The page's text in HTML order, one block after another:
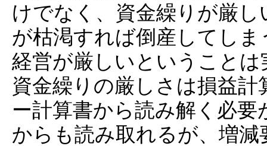
けでなく、資金繰りが厳
が枯渇すれば倒産してし
経営が厳しいということ
資金繰りの厳しさは損益
ー計算書から読み解く必
からも読み取れるが、増